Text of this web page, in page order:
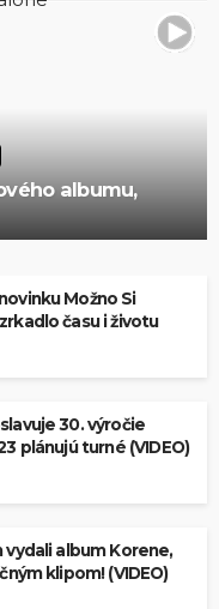
albumu,
Možno Si
času i životu
30. výročie
plánujú turné (VIDEO)
vydali album Korene,
klipom! (VIDEO)